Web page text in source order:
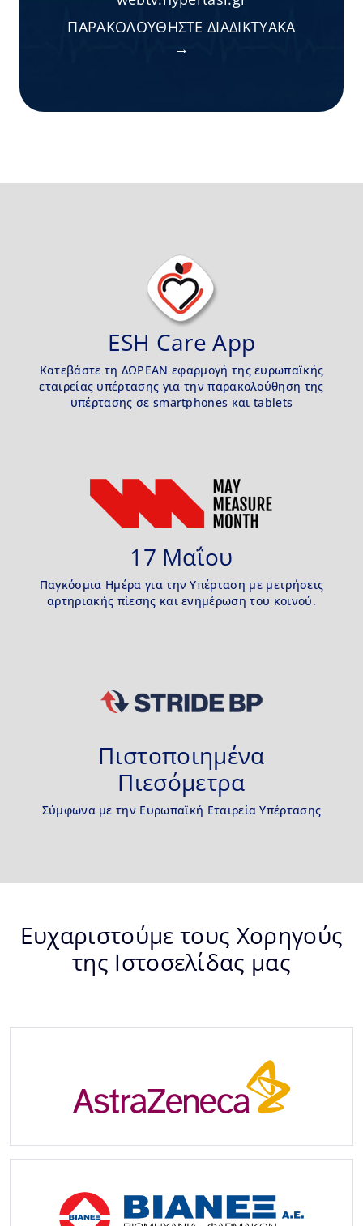
ΠΑΡΑΚΟΛΟΥΘΗΣΤΕ ΔΙΑΔΙΚΤΥΑΚΑ
→
ESH Care App
Κατεβάστε τη ΔΩΡΕΑΝ εφαρμογή της ευρωπαϊκής
εταιρείας υπέρτασης για την παρακολούθηση της
υπέρτασης σε smartphones και tablets
17 Μαΐου
Παγκόσμια Ημέρα για την Υπέρταση με μετρήσεις
αρτηριακής πίεσης και ενημέρωση του κοινού.
Πιστοποιημένα
Πιεσόμετρα
Σύμφωνα με την Ευρωπαϊκή Εταιρεία Υπέρτασης
Ευχαριστούμε τους Χορηγούς
της Ιστοσελίδας μας